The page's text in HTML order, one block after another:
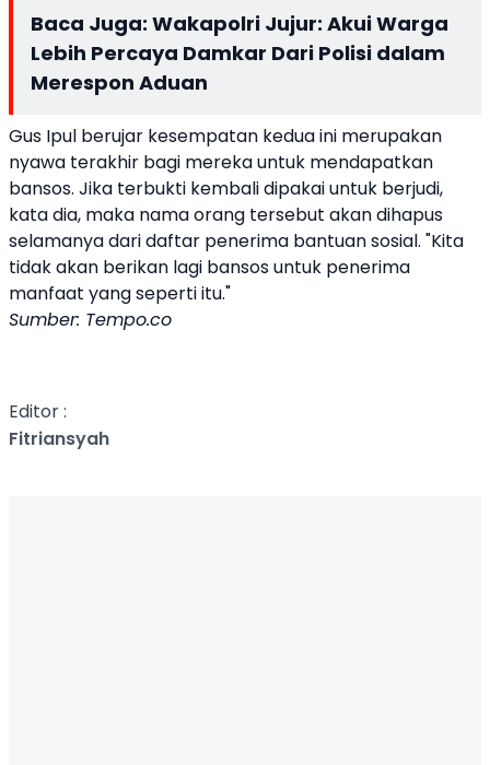
Baca Juga: Wakapolri Jujur: Akui Warga
Lebih Percaya Damkar Dari Polisi dalam
Merespon Aduan
Gus Ipul berujar kesempatan kedua ini merupakan
nyawa terakhir bagi mereka untuk mendapatkan
bansos. Jika terbukti kembali dipakai untuk berjudi,
kata dia, maka nama orang tersebut akan dihapus
selamanya dari daftar penerima bantuan sosial. "Kita
tidak akan berikan lagi bansos untuk penerima
manfaat yang seperti itu."
Sumber: Tempo.co
Editor :
Fitriansyah